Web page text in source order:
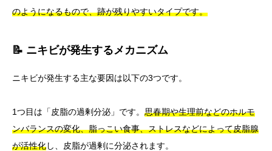
のようになるもので、跡が残りやすいタイプです。
📝 ニキビが発生するメカニズム
ニキビが発生する主な要因は以下の3つです。
1つ目は「皮脂の過剰分泌」です。 思春期や生理前などのホルモ
ンバランスの変化、脂っこい食事、ストレスなどによって皮脂腺
が活性化し、皮脂が過剰に分泌されます。